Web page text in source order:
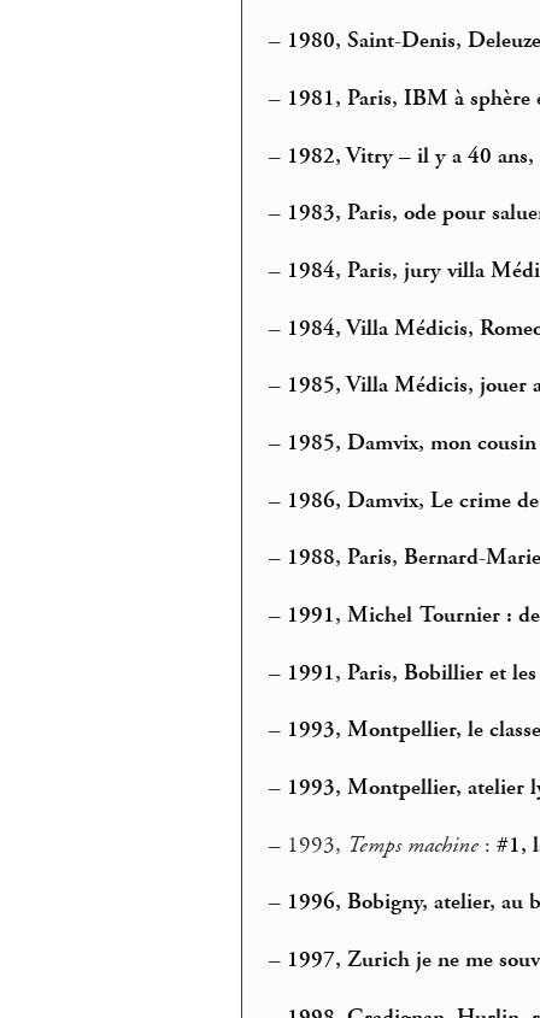
– 1980, Saint-Denis,
– 1981, Paris, IBM à sphère
– 1982, Vitry – il y a 40 ans,
– 1983, Paris, ode pour
– 1984, Paris, jury villa
– 1984, Villa Médicis,
– 1985, Villa Médicis, jouer
– 1985, Damvix, mon
– 1986, Damvix, Le crime
– 1988, Paris, Bernard-
– 1991, Michel Tournier : de
– 1991, Paris, Bobillier et
– 1993, Montpellier, le
– 1993, Montpellier, atelier
– 1993, Temps machine :#1,
– 1996, Bobigny, atelier, au
– 1997, Zurich je ne me